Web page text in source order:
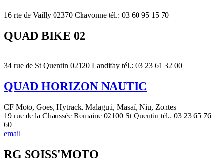
16 rte de Vailly 02370 Chavonne tél.: 03 60 95 15 70
QUAD BIKE 02
34 rue de St Quentin 02120 Landifay tél.: 03 23 61 32 00
QUAD HORIZON NAUTIC
CF Moto, Goes, Hytrack, Malaguti, Masaï, Niu, Zontes
19 rue de la Chaussée Romaine 02100 St Quentin tél.: 03 23 65 76
60
email
RG SOISS'MOTO